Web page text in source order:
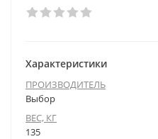
Характеристики
ПРОИЗВОДИТЕЛЬ
Выбор
ВЕС, КГ
135